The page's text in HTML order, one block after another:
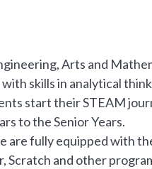
Arts and
skills in analytical
start their STEAM
to the Senior Years.
are fully equipped with
and other